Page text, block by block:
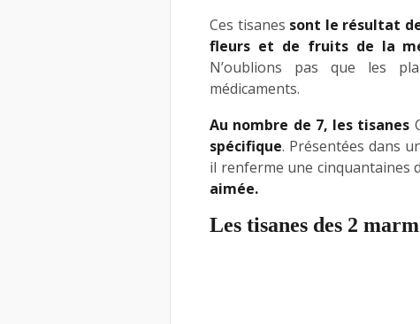
Ces tisanes sont le résultat de
fleurs et de fruits de la
N’oublions pas que les
médicaments.
Au nombre de 7, les tisanes
spécifique. Présentées dans
il renferme une cinquantaines
aimée.
Les tisanes des 2